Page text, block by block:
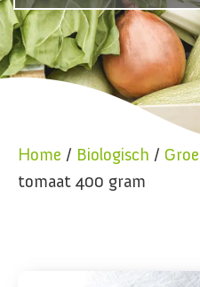
Home / Biologisch /
tomaat 400 gram